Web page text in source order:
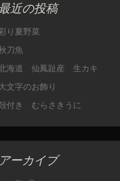
近の投稿
り夏野菜
刀魚
海道 仙鳳趾産 生カキ
文字のお飾り
付き むらさきうに
アーカイブ